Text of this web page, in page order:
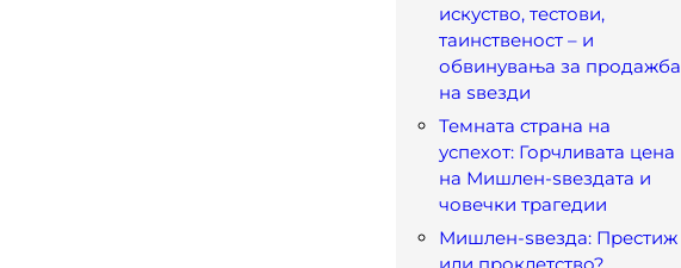
искуство, тестови,
таинственост – и
обвинувања за продажба
на ѕвезди
Темната страна на
успехот: Горчливата цена
на Мишлен-ѕвездата и
човечки трагедии
Мишлен-ѕвезда: Престиж